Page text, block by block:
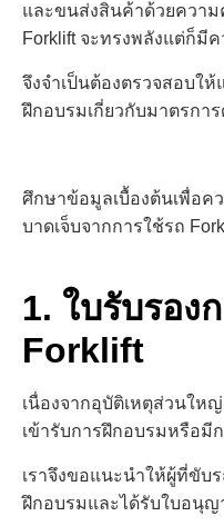
และขนส่งสินค้าด้วยควา
Forklift จะทรงพลังแต่ก็มี
จึงจำเป็นต้องตรวจสอบใ
ฝึกอบรมเกี่ยวกับมาตรกา
ศึกษาข้อมูลเบื้องต้นเพื่อค
บาดเจ็บจากการใช้รถ
1. ใบรับรอง
Forklift
เนื่องจากอุบัติเหตุส่วนให
เข้ารับการฝึกอบรมหรือมี
เราจึงขอแนะนำให้ผู้ที่ขับ
ฝึกอบรมและได้รับใบอนุ